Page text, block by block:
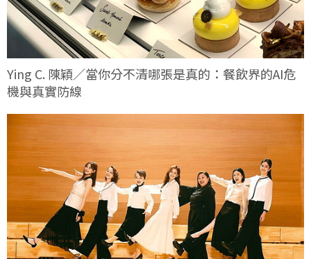
Ying C. 陳穎／當你分不清哪張是真的：餐飲界的AI危
機與真實防線